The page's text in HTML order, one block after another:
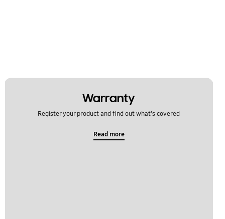
Warranty
Register your product and find out what's covered
Read more